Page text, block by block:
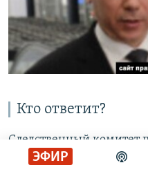
ЭФИР
Кто ответит?
Следственный комитет
уголовное дело по